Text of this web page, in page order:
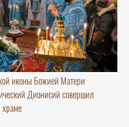
иконы Божией Матери
Дионисий совершил